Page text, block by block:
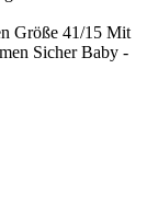
Größe 41/15 Mit
Sicher Baby -